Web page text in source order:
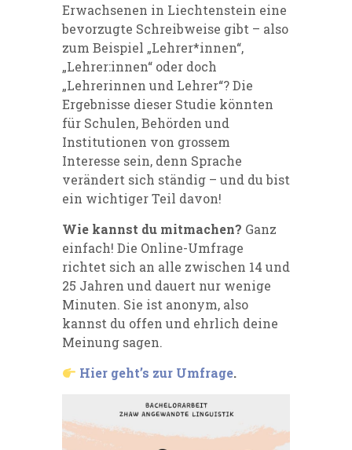
Erwachsenen in Liechtenstein eine
bevorzugte Schreibweise gibt – also
zum Beispiel „Lehrer*innen“,
„Lehrer:innen“ oder doch
„Lehrerinnen und Lehrer“? Die
Ergebnisse dieser Studie könnten
für Schulen, Behörden und
Institutionen von grossem
Interesse sein, denn Sprache
verändert sich ständig – und du bist
ein wichtiger Teil davon!
Wie kannst du mitmachen? Ganz
einfach! Die Online-Umfrage
richtet sich an alle zwischen 14 und
25 Jahren und dauert nur wenige
Minuten. Sie ist anonym, also
kannst du offen und ehrlich deine
Meinung sagen.
Hier geht’s zur Umfrage.